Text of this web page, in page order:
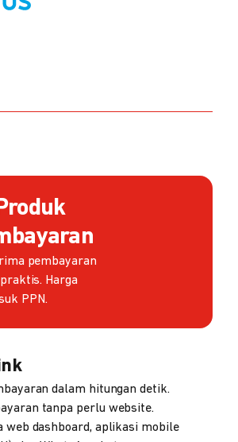
pembayaran
Harga
PPN.
dalam hitungan detik.
tanpa perlu website.
web dashboard, aplikasi mobile